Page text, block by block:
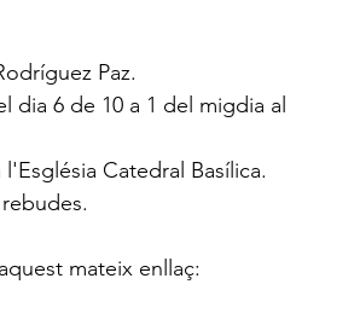
Paz.
dia 6 de 10 a 1 del migdia al
Catedral Basílica.
mateix enllaç: